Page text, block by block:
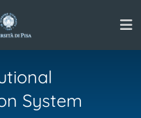
System